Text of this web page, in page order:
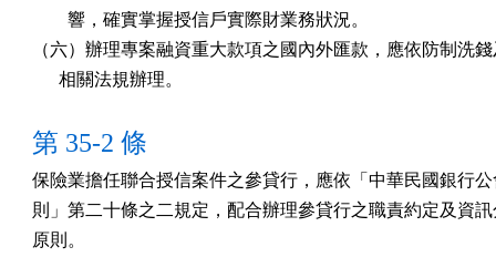
        響，確實掌握授信戶實際財業務狀況。
（六）辦理專案融資重大款項之國內外匯款，應依防制洗
      相關法規辦理。
第 35-2 條
保險業擔任聯合授信案件之參貸行，應依「中華民國銀行
則」第二十條之二規定，配合辦理參貸行之職責約定及資
原則。